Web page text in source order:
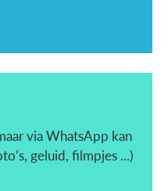
via WhatsApp kan
geluid, filmpjes ...)